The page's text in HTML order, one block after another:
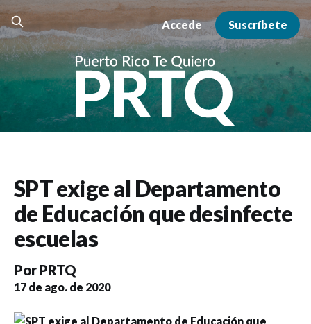
Accede Suscríbete
SPT exige al Departamento
de Educación que desinfecte
escuelas
PorPRTQ
17 de ago. de 2020